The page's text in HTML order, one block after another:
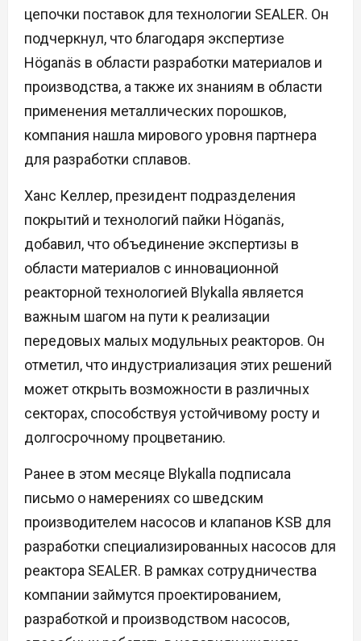
цепочки поставок для технологии SEALER. Он
подчеркнул, что благодаря экспертизе
Höganäs в области разработки материалов и
производства, а также их знаниям в области
применения металлических порошков,
компания нашла мирового уровня партнера
для разработки сплавов.
Ханс Келлер, президент подразделения
покрытий и технологий пайки Höganäs,
добавил, что объединение экспертизы в
области материалов с инновационной
реакторной технологией Blykalla является
важным шагом на пути к реализации
передовых малых модульных реакторов. Он
отметил, что индустриализация этих решений
может открыть возможности в различных
секторах, способствуя устойчивому росту и
долгосрочному процветанию.
Ранее в этом месяце Blykalla подписала
письмо о намерениях со шведским
производителем насосов и клапанов KSB для
разработки специализированных насосов для
реактора SEALER. В рамках сотрудничества
компании займутся проектированием,
разработкой и производством насосов,